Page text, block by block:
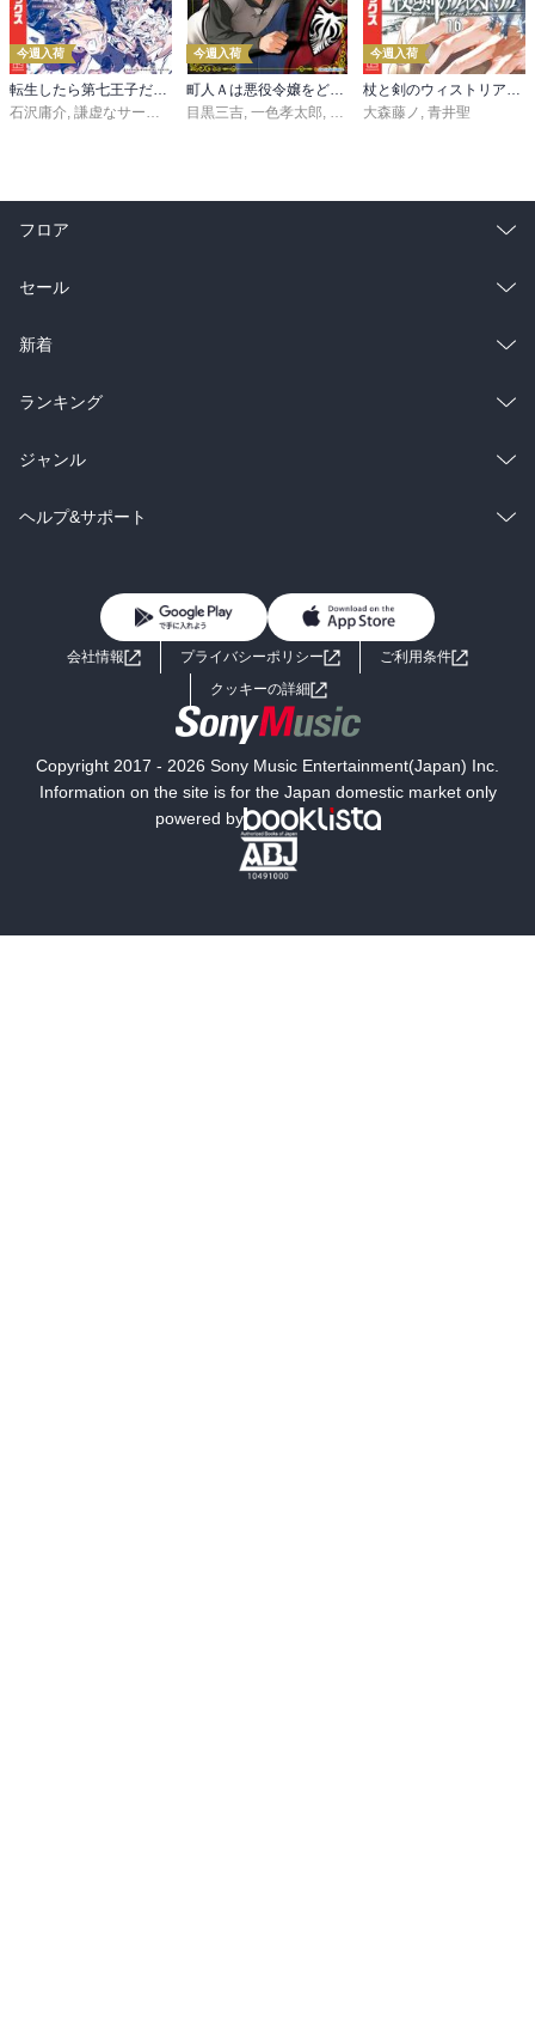
今週入荷
転生したら第七王子だったので、気ままに魔術を極めます（２４）
石沢庸介, 謙虚なサークル メル。
今週入荷
町人Ａは悪役令嬢をどうしても救いたい ～どぶと空と氷の姫君～１０【電子書店共通特典イラスト付】
目黒三吉, 一色孝太郎, Parum
今週入荷
杖と剣のウィストリア（１６）
大森藤ノ , 青井聖
フロア
総合
ラノベ
雑誌・グラビア
BL・TL
セール
総合
ラノベ
雑誌・グラビア
BL・TL
新着
総合
ラノベ
雑誌・グラビア
ランキング
総合
ラノベ
ジャンル
コミック
ライトノベル 男子向けラノベ
小説
海外小説
ミステリー SF
文学
ヘルプ&サポート
よくあるご質問 お問い合わせ
会社情報 プライバシーポリシー
ご利用条件
クッキーの詳細
Copyright 2017 - 2026 Sony Music Entertainment(Japan) Inc.
Information on the site is for the Japan domestic market only
powered by